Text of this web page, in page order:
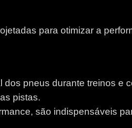
para otimizar a
pneus durante treinos e
pistas.
são indispensáveis